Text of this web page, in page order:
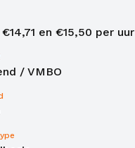
en €15,50 per uur
/ VMBO